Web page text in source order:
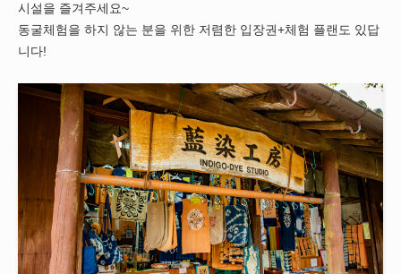
시설을 즐겨주세요~
동굴체험을 하지 않는 분을 위한 저렴한 입장권+체험 플랜도 있답
니다!